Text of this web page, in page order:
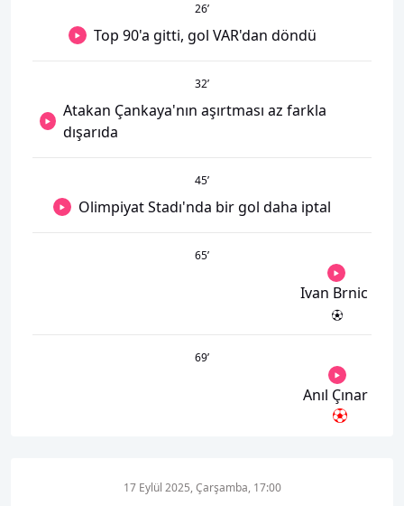
26’
Top 90'a gitti, gol VAR'dan döndü
32’
Atakan Çankaya'nın aşırtması az farkla
dışarıda
45’
Olimpiyat Stadı'nda bir gol daha iptal
65’
Ivan Brnic
69’
Anıl Çınar
17 Eylül 2025, Çarşamba, 17:00